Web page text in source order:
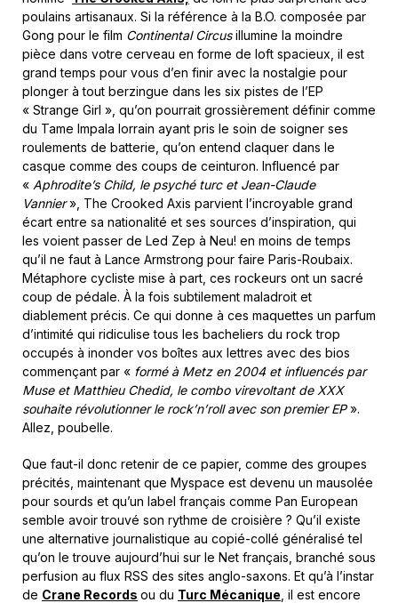
poulains artisanaux. Si la référence à la B.O. composée par
Gong pour le film Continental Circusillumine la moindre
pièce dans votre cerveau en forme de loft spacieux, il est
grand temps pour vous d’en finir avec la nostalgie pour
plonger à tout berzingue dans les six pistes de l’EP
« Strange Girl », qu’on pourrait grossièrement définir comme
du Tame Impala lorrain ayant pris le soin de soigner ses
roulements de batterie, qu’on entend claquer dans le
casque comme des coups de ceinturon. Influencé par
« Aphrodite’s Child, le psyché turc et Jean-Claude
Vannier», The Crooked Axis parvient l’incroyable grand
écart entre sa nationalité et ses sources d’inspiration, qui
les voient passer de Led Zep à Neu! en moins de temps
qu’il ne faut à Lance Armstrong pour faire Paris-Roubaix.
Métaphore cycliste mise à part, ces rockeurs ont un sacré
coup de pédale. À la fois subtilement maladroit et
diablement précis. Ce qui donne à ces maquettes un parfum
d’intimité qui ridiculise tous les bacheliers du rock trop
occupés à inonder vos boîtes aux lettres avec des bios
commençant par « formé à Metz en 2004 et influencés par
Muse et Matthieu Chedid, le combo virevoltant de XXX
souhaite révolutionner le rock’n’roll avec son premier EP».
Allez, poubelle.
Que faut-il donc retenir de ce papier, comme des groupes
précités, maintenant que Myspace est devenu un mausolée
pour sourds et qu’un label français comme Pan European
semble avoir trouvé son rythme de croisière ? Qu’il existe
une alternative journalistique au copié-collé généralisé tel
qu’on le trouve aujourd’hui sur le Net français, branché sous
perfusion au flux RSS des sites anglo-saxons. Et qu’à l’instar
de Crane Records ou du Turc Mécanique , il est encore